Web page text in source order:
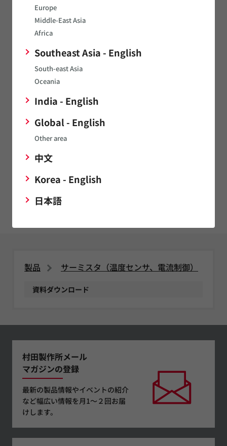
Europe
Middle-East Asia
Africa
Southeast Asia - English
South-east Asia
Oceania
India - English
Global - English
Other area
中文
Korea - English
日本語
す。
my Murata
ムラタのお客様限定ポータルサイト
一般公開していない製品(サポート)情報・資料など
サンプルご購入後の手続きや必要ファイルなど
国内代理店
模倣品に対するご注意
製品 サーミスタ（温度センサ、電流制御）
資料ダウンロード
村田製作所メール
マガジンの登録
最新の製品情報やイベントの紹介
など幅広い情報を月1～２回お届
けします。